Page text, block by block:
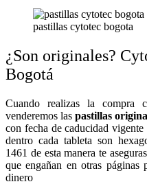
pastillas cytotec bogota
¿Son originales?
Bogotá
Cuando realizas la compra
venderemos las pastillas
con fecha de caducidad
dentro cada tableta son
1461 de esta manera te
que engañan en otras páginas
dinero